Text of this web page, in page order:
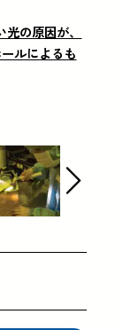
の原因が、
ルによるも